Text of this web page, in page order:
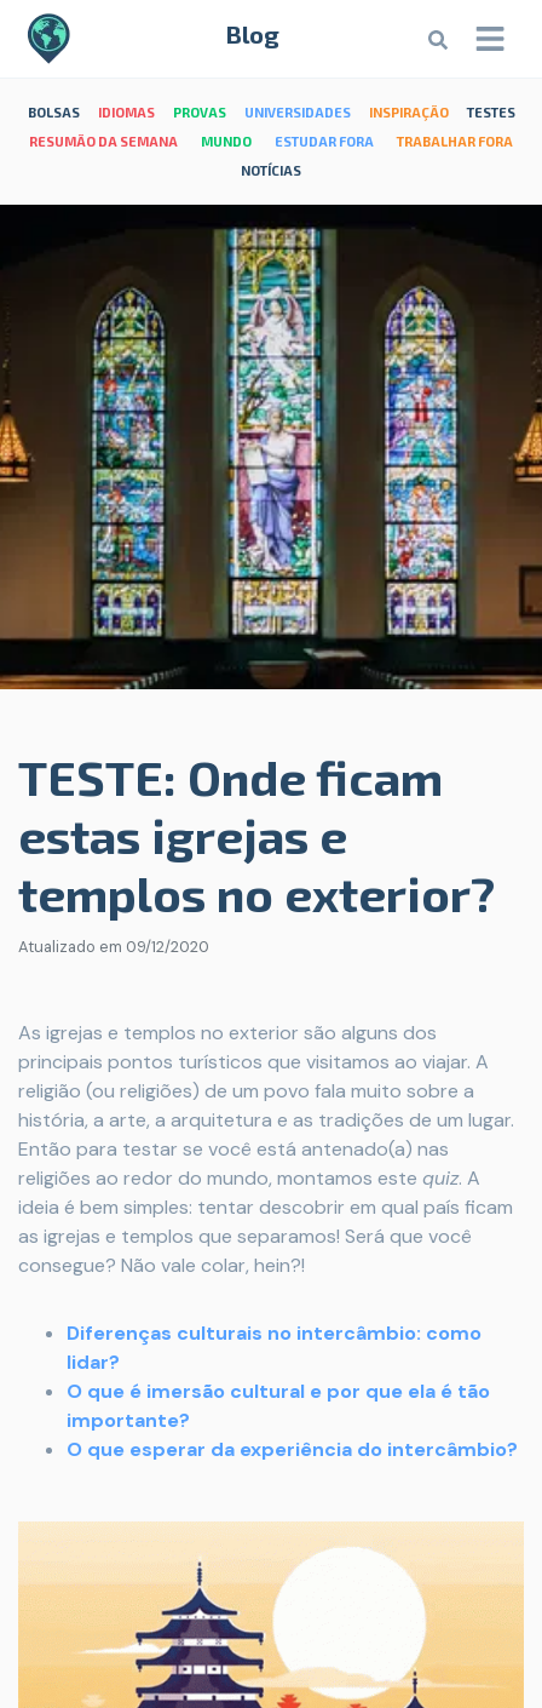
Blog
BOLSAS IDIOMAS PROVAS UNIVERSIDADES INSPIRAÇÃO
TESTES
RESUMÃO DA SEMANA
MUNDO ESTUDAR FORA
TRABALHAR FORA
NOTÍCIAS
TESTE: Onde ficam
estas igrejas e
templos no exterior?
Atualizado em 09/12/2020
As igrejas e templos no exterior são alguns dos
principais pontos turísticos que visitamos ao viajar. A
religião (ou religiões) de um povo fala muito sobre a
história, a arte, a arquitetura e as tradições de um lugar.
Então para testar se você está antenado(a) nas
religiões ao redor do mundo, montamos este quiz. A
ideia é bem simples: tentar descobrir em qual país ficam
as igrejas e templos que separamos! Será que você
consegue? Não vale colar, hein?!
Diferenças culturais no intercâmbio: como
lidar?
O que é imersão cultural e por que ela é tão
importante?
O que esperar da experiência do intercâmbio?